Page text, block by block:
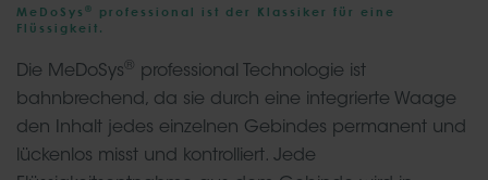
MeDoSys ®
professional ist der Klassiker für eine
Flüssigkeit.
Die MeDoSys ® professional Technologie ist
bahnbrechend, da sie durch eine integrierte Waage
den Inhalt jedes einzelnen Gebindes permanent und
lückenlos misst und kontrolliert. Jede